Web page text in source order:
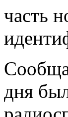
часть
дня